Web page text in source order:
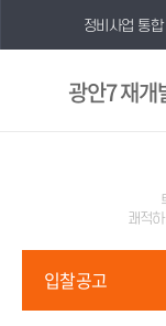
정비사업 통합
광안7 재개
쾌적
입찰공고